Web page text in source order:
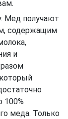
Мед получают
содержащим
и
100%
меда. Только